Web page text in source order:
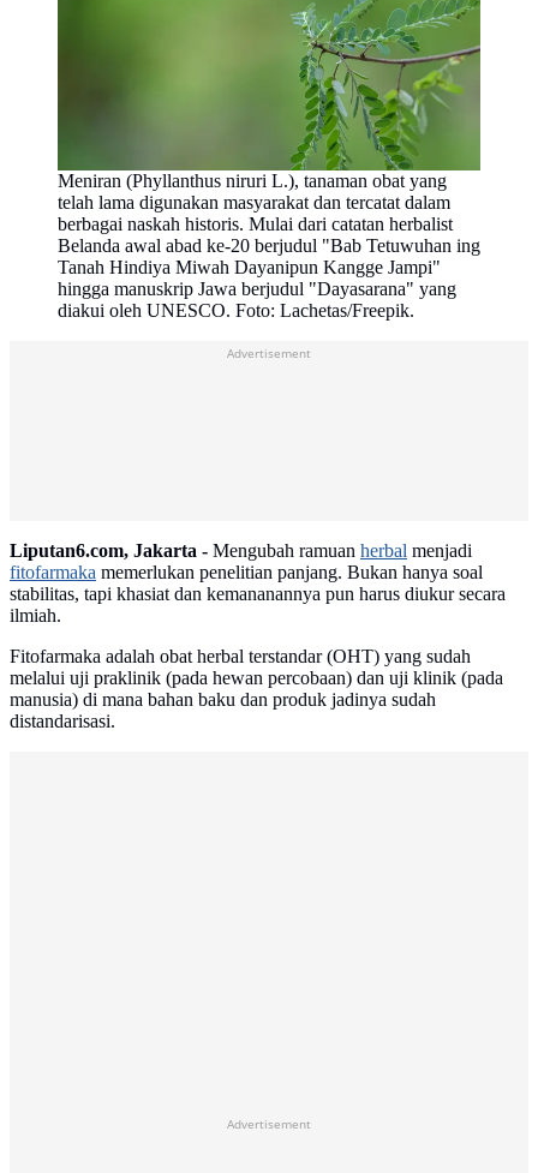
Meniran (Phyllanthus niruri L.), tanaman obat yang
telah lama digunakan masyarakat dan tercatat dalam
berbagai naskah historis. Mulai dari catatan herbalist
Belanda awal abad ke-20 berjudul "Bab Tetuwuhan ing
Tanah Hindiya Miwah Dayanipun Kangge Jampi"
hingga manuskrip Jawa berjudul "Dayasarana" yang
diakui oleh UNESCO. Foto: Lachetas/Freepik.
Advertisement
Liputan6.com, Jakarta - Mengubah ramuan herbal menjadi
fitofarmaka memerlukan penelitian panjang. Bukan hanya soal
stabilitas, tapi khasiat dan kemananannya pun harus diukur secara
ilmiah.
Fitofarmaka adalah obat herbal terstandar (OHT) yang sudah
melalui uji praklinik (pada hewan percobaan) dan uji klinik (pada
manusia) di mana bahan baku dan produk jadinya sudah
distandarisasi.
Advertisement